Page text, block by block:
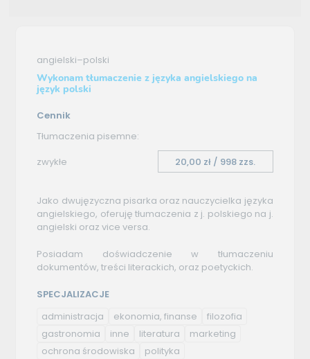
angielski–polski
Wykonam tłumaczenie z języka angielskiego na
język polski
Cennik
Tłumaczenia pisemne:
zwykłe
20,00 zł / 998 zzs.
Jako dwujęzyczna pisarka oraz nauczycielka języka
angielskiego, oferuję tłumaczenia z j. polskiego na j.
angielski oraz vice versa.
Posiadam doświadczenie w tłumaczeniu
dokumentów, treści literackich, oraz poetyckich.
SPECJALIZACJE
administracja
ekonomia, finanse
filozofia
gastronomia
inne literatura
marketing
ochrona środowiska
polityka